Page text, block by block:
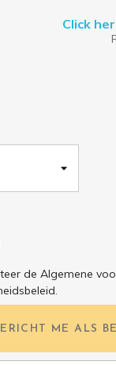
Click
de Algemene
ME ALS